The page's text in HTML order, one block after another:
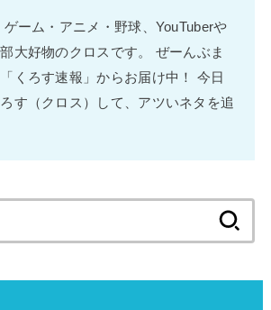
ーム・アニメ・野球、YouTuberや
大好物のクロスです。 ぜーんぶま
くろす速報」からお届け中！ 今日
す（クロス）して、アツいネタを追
索: